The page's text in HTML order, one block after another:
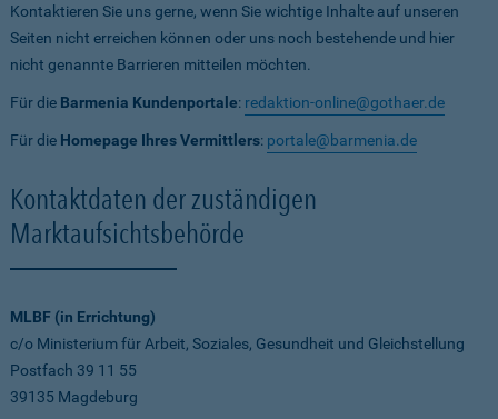
Kontaktieren Sie uns gerne, wenn Sie wichtige Inhalte auf unseren
Seiten nicht erreichen können oder uns noch bestehende und hier
nicht genannte Barrieren mitteilen möchten.
Für die Barmenia Kundenportale: redaktion-online@gothaer.de
Für die Homepage Ihres Vermittlers: portale@barmenia.de
Kontaktdaten der zuständigen
Marktaufsichtsbehörde
MLBF (in Errichtung)
c/o Ministerium für Arbeit, Soziales, Gesundheit und Gleichstellung
Postfach 39 11 55
39135 Magdeburg